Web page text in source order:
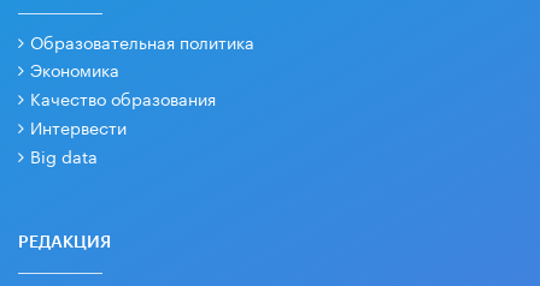
Образовательная политика
Экономика
Качество образования
Интервести
Big data
РЕДАКЦИЯ